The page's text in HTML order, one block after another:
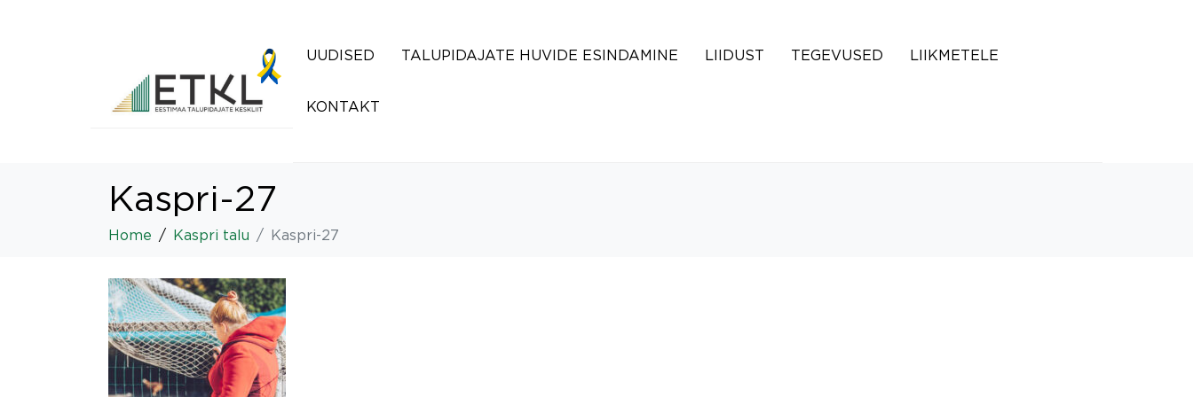
UUDISED TALUPIDAJATE HUVIDE ESINDAMINE LIIDUST TEGEVUSED LIIKMETELE
KONTAKT
Kaspri-27
Home Kaspri talu Kaspri-27